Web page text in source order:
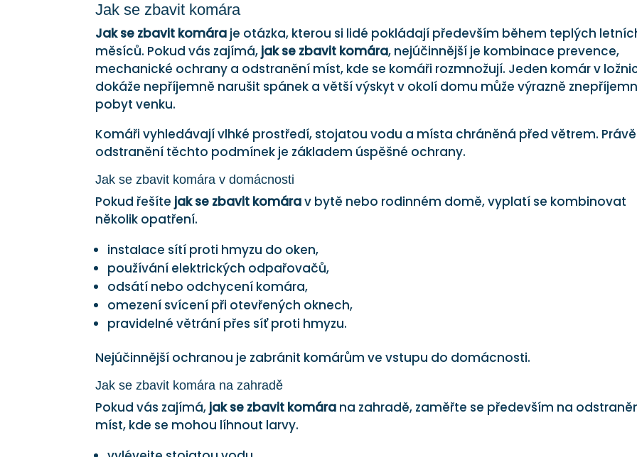
Jak se zbavit komára
Jak se zbavit komára je otázka, kterou si lidé pokládají především během teplých
měsíců. Pokud vás zajímá, jak se zbavit komára, nejúčinnější je kombinace prevence,
mechanické ochrany a odstranění míst, kde se komáři rozmnožují. Jeden komár v
dokáže nepříjemně narušit spánek a větší výskyt v okolí domu může výrazně
pobyt venku.
Komáři vyhledávají vlhké prostředí, stojatou vodu a místa chráněná před větrem. Právě
odstranění těchto podmínek je základem úspěšné ochrany.
Jak se zbavit komára v domácnosti
Pokud řešíte jak se zbavit komárav bytě nebo rodinném domě, vyplatí se kombinovat
několik opatření.
instalace sítí proti hmyzu do oken,
používání elektrických odpařovačů,
odsátí nebo odchycení komára,
omezení svícení při otevřených oknech,
pravidelné větrání přes síť proti hmyzu.
Nejúčinnější ochranou je zabránit komárům ve vstupu do domácnosti.
Jak se zbavit komára na zahradě
Pokud vás zajímá, jak se zbavit komára na zahradě, zaměřte se především na
míst, kde se mohou líhnout larvy.